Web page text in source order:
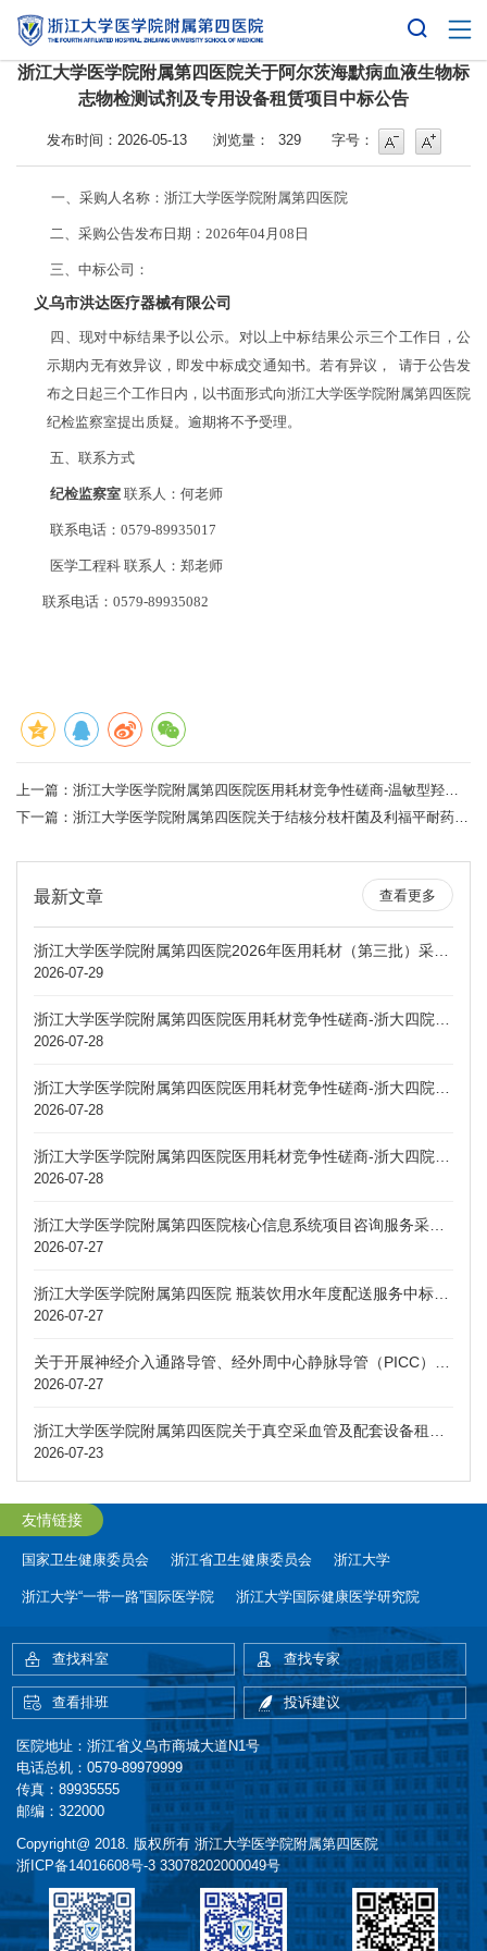
浙江大学医学院附属第四医院关于阿尔茨海默病血液生物标
志物检测试剂及专用设备租赁项目中标公告
发布时间：2026-05-13 浏览量： 329 字号：
字号字号增大
一、采购人名称：浙江大学医学院附属第四医院
二、采购公告发布日期：2026年04月08日
三、中标公司：
义乌市洪达医疗器械有限公司
四、现对中标结果予以公示。对以上中标结果公示三个工作日，公
示期内无有效异议，即发中标成交通知书。若有异议， 请于公告发
布之日起三个工作日内，以书面形式向浙江大学医学院附属第四医院
纪检监察室提出质疑。逾期将不予受理。
五、联系方式
纪检监察室 联系人：何老师
联系电话：0579-89935017
医学工程科 联系人：郑老师
联系电话：0579-89935082
上一篇： 浙江大学医学院附属第四医院医用耗材竞争性磋商-温敏型羟丁基壳聚糖护创敷料（第二次）
下一篇： 浙江大学医学院附属第四医院关于结核分枝杆菌及利福平耐药检测及设备租赁项目中标公告
最新文章 查看更多
2026-07-29
2026-07-28
2026-07-28
2026-07-28
2026-07-27
2026-07-27
2026-07-27
2026-07-23
友情链接
国家卫生健康委员会 浙江省卫生健康委员会 浙江大学
浙江大学“一带一路”国际医学院 浙江大学国际健康医学研究院
查找科室 查找专家
查看排班 投诉建议
医院地址：浙江省义乌市商城大道N1号
电话总机：0579-89979999
传真：89935555
邮编：322000
Copyright@ 2018. 版权所有 浙江大学医学院附属第四医院
浙ICP备14016608号-3 33078202000049号